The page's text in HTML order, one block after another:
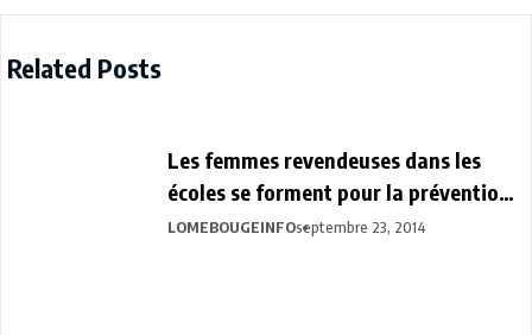
Related Posts
Les femmes revendeuses dans les
écoles se forment pour la prévention
d’ébola
LOMEBOUGEINFOseptembre 23, 2014